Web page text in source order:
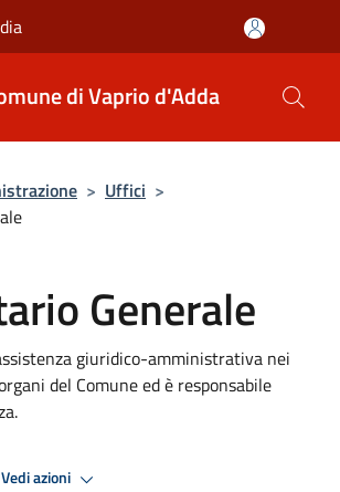
di Vaprio d'Adda
> Uffici >
Generale
giuridico-amministrativa nei
del Comune ed è responsabile
Vedi azioni